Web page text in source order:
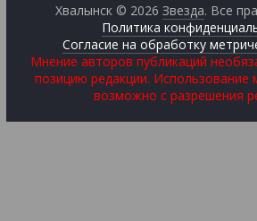
Хвалынск © 2026Звезда. Все
Политика
Согласие на обработку
Мнение авторов публикаций
позицию редакции. Использование
возможно с разрешения